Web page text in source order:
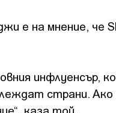
е на мнение, че
инфлуенсър,
страни.